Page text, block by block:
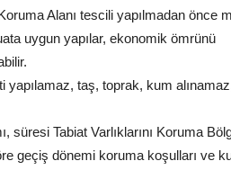
Alanı tescili yapılmadan önce
uygun yapılar, ekonomik ömrünü
yapılamaz, taş, toprak, kum
süresi Tabiat Varlıklarını Koruma
geçiş dönemi koruma koşulları ve